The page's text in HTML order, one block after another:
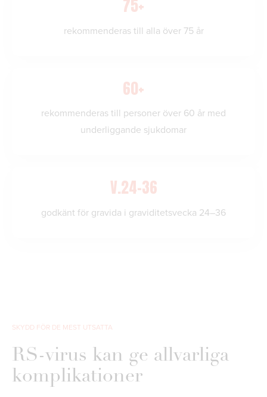
75+
rekommenderas till alla över 75 år
60+
rekommenderas till personer över 60 år med
underliggande sjukdomar
V.24–36
godkänt för gravida i graviditetsvecka 24–36
SKYDD FÖR DE MEST UTSATTA
RS-virus kan ge allvarliga
komplikationer